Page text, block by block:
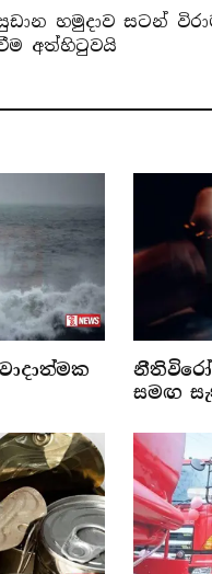
හමුදාව සටන්
අත්හිටුවයි
සමඟ